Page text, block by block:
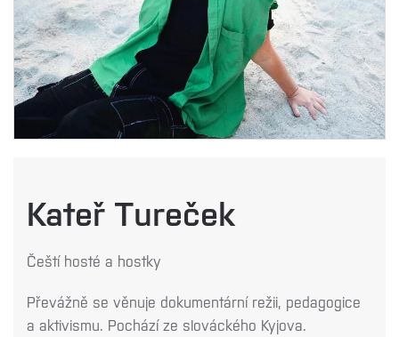
Kateř Tureček
Čeští hosté a hostky
Převážně se věnuje dokumentární režii, pedagogice
a aktivismu. Pochází ze slováckého Kyjova.